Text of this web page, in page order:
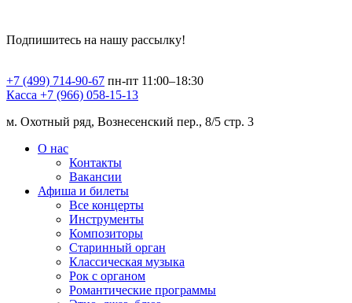
Подпишитесь на нашу рассылку!
+7 (499) 714-90-67 пн-пт 11:00–18:30
Касса +7 (966) 058-15-13
м. Охотный ряд, Вознесенский пер., 8/5 стр. 3
О нас
Контакты
Вакансии
Афиша и билеты
Все концерты
Инструменты
Композиторы
Старинный орган
Классическая музыка
Рок с органом
Романтические программы